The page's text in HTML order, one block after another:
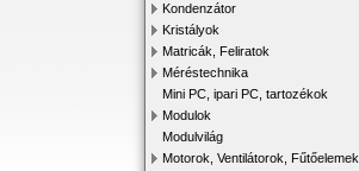
Kondenzátor
Kristályok
Matricák, Feliratok
Méréstechnika
Mini PC, ipari PC, tartozékok
Modulok
Modulvilág
Motorok, Ventilátorok, Fűtőelemek